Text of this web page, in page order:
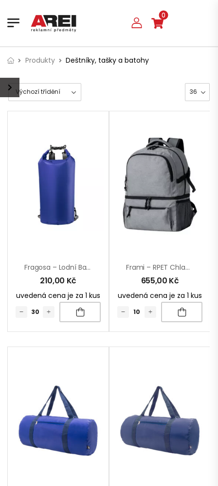
0
Produkty Deštníky, tašky a batohy
Fragosa – Lodní Batoh
210,00 Kč
uvedená cena je za 1 kus
Frami – RPET Chladící Batoh
655,00 Kč
uvedená cena je za 1 kus